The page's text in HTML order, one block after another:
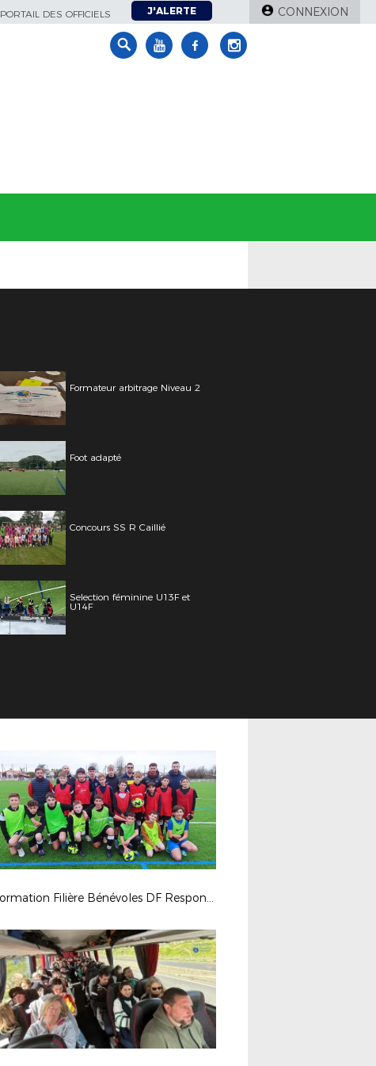
PORTAIL DES OFFICIELS J'ALERTE CONNEXION
Formateur arbitrage Niveau 2
Foot adapté
Concours SS R Caillié
Selection féminine U13F et
U14F
Formation Filière Bénévoles DF Responsables École de Football